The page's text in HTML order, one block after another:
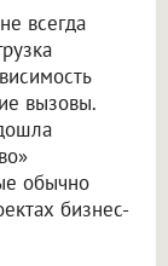
всегда
вызовы.
обычно
бизнес-